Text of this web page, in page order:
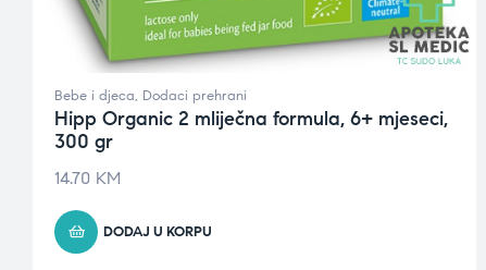
Bebe i djeca, Dodaci prehrani
Hipp Organic 2 mliječna formula, 6+ mjeseci,
300 gr
14.70 KM
DODAJ U KORPU